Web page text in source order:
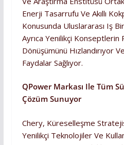
Enerji Tasarrufu Ve Akıllı
Konusunda Uluslararası Iş
Ayrıca Yenilikçi Konseptlerin
Dönüşümünü Hızlandırıyor
Faydalar Sağlıyor.
QPower Markası Ile Tüm
Çözüm Sunuyor
Chery, Küreselleşme
Yenilikçi Teknolojiler Ve